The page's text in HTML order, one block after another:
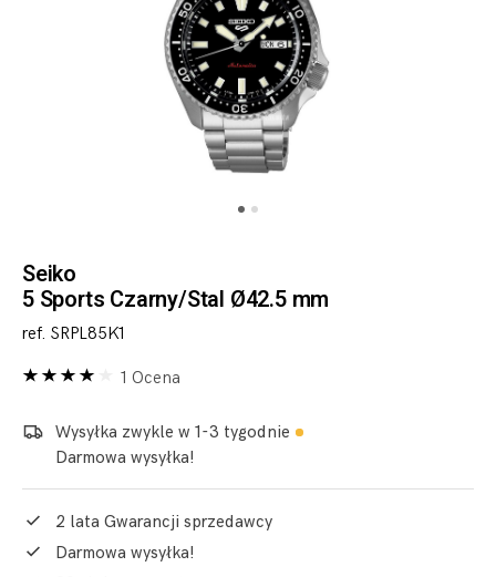
Seiko
5 Sports Czarny/Stal Ø42.5 mm
ref. SRPL85K1
1 Ocena
Wysyłka zwykle w 1-3 tygodnie
Darmowa wysyłka!
2 lata Gwarancji sprzedawcy
Darmowa wysyłka!